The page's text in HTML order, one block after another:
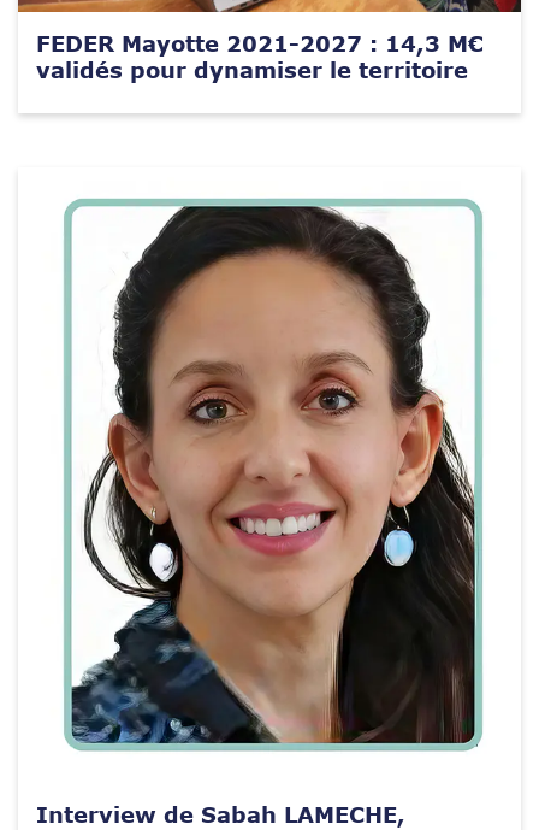
FEDER Mayotte 2021-2027 : 14,3 M€
validés pour dynamiser le territoire
Interview de Sabah LAMECHE,